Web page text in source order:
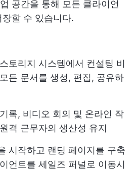
공간을 통해 모든 클라이언
할 수 있습니다.
토리지 시스템에서 컨설팅 비
든 문서를 생성, 편집, 공유하
록, 비디오 회의 및 온라인 작
격 근무자의 생산성 유지
시작하고 랜딩 페이지를 구축
언트를 세일즈 퍼널로 이동시